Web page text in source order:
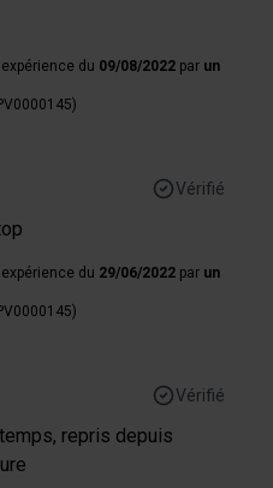
du 09/08/2022 par un
Vérifié
du 29/06/2022 par un
Vérifié
repris depuis